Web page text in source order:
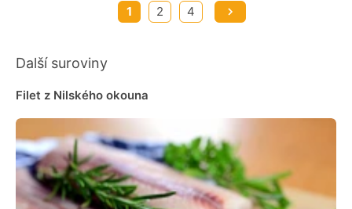
1 2 4
Další suroviny
Filet z Nilského okouna